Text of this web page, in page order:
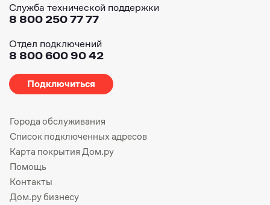
Служба технической поддержки
8 800 250 77 77
Отдел подключений
8 800 600 90 42
Подключиться
Города обслуживания
Список подключенных адресов
Карта покрытия Дом.ру
Помощь
Контакты
Дом.ру бизнесу